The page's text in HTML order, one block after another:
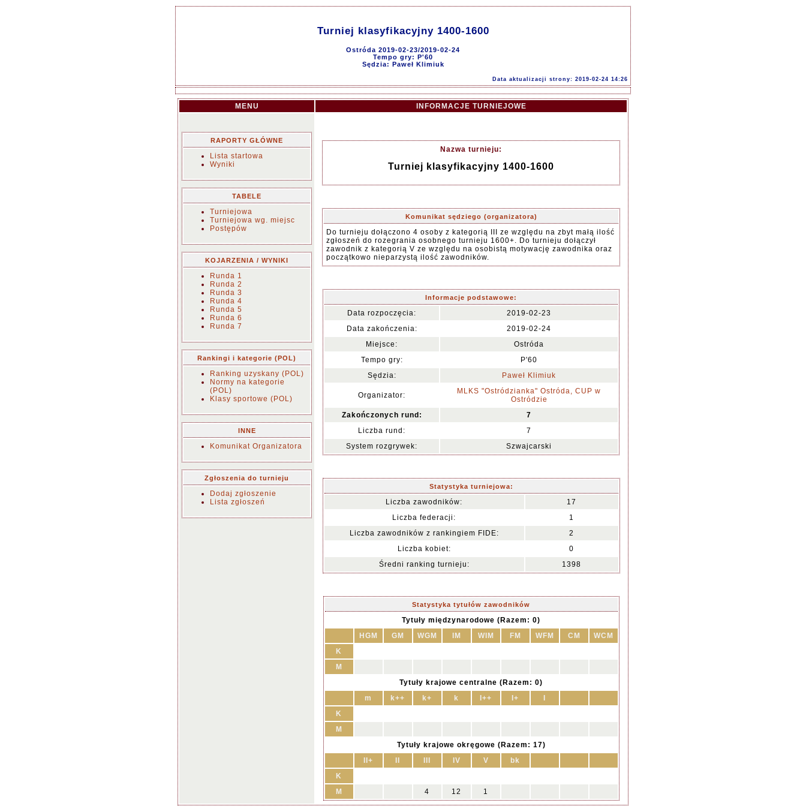
Turniej klasyfikacyjny 1400-1600
Ostróda 2019-02-23/2019-02-24
Tempo gry: P'60
Sędzia: Paweł Klimiuk
Data aktualizacji strony: 2019-02-24 14:26
MENU INFORMACJE TURNIEJOWE
RAPORTY GŁÓWNE
Lista startowa
Wyniki
TABELE
Turniejowa
Turniejowa wg. miejsc
Postępów
KOJARZENIA / WYNIKI
Runda 1
Runda 2
Runda 3
Runda 4
Runda 5
Runda 6
Runda 7
Rankingi i kategorie (POL)
Ranking uzyskany (POL)
Normy na kategorie
(POL)
Klasy sportowe (POL)
INNE
Komunikat Organizatora
Zgłoszenia do turnieju
Dodaj zgłoszenie
Lista zgłoszeń
Nazwa turnieju:
Turniej klasyfikacyjny 1400-1600
Komunikat sędziego (organizatora)
Do turnieju dołączono 4 osoby z kategorią III ze względu na zbyt małą ilość
zgłoszeń do rozegrania osobnego turnieju 1600+. Do turnieju dołączył
zawodnik z kategorią V ze względu na osobistą motywację zawodnika oraz
początkowo nieparzystą ilość zawodników.
Informacje podstawowe:
Data rozpoczęcia:
2019-02-23
Data zakończenia:
2019-02-24
Miejsce:
Ostróda
Tempo gry:
P'60
Sędzia:
Paweł Klimiuk
Organizator:
MLKS "Ostródzianka" Ostróda, CUP w
Ostródzie
Zakończonych rund:
7
Liczba rund:
7
System rozgrywek:
Szwajcarski
Statystyka turniejowa:
Liczba zawodników:
17
Liczba federacji:
1
Liczba zawodników z rankingiem FIDE:
2
Liczba kobiet:
0
Średni ranking turnieju:
1398
Statystyka tytułów zawodników
Tytuły międzynarodowe (Razem: 0)
HGM
GM WGM IM WIM FM WFM CM
WCM
K
M
Tytuły krajowe centralne (Razem: 0)
m
k++ k+ k I++ I+
K
M
Tytuły krajowe okręgowe (Razem: 17)
II+
IV V
bk
K
M
4 12 1